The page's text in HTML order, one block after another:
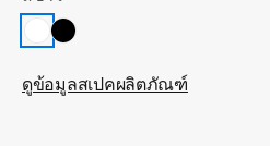
ดูข้อมูลสเปคผลิตภัณฑ์